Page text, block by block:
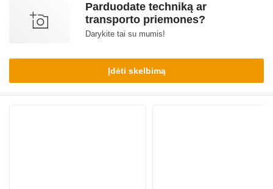
Parduodate techniką ar
transporto priemones?
Darykite tai su mumis!
Įdėti skelbimą